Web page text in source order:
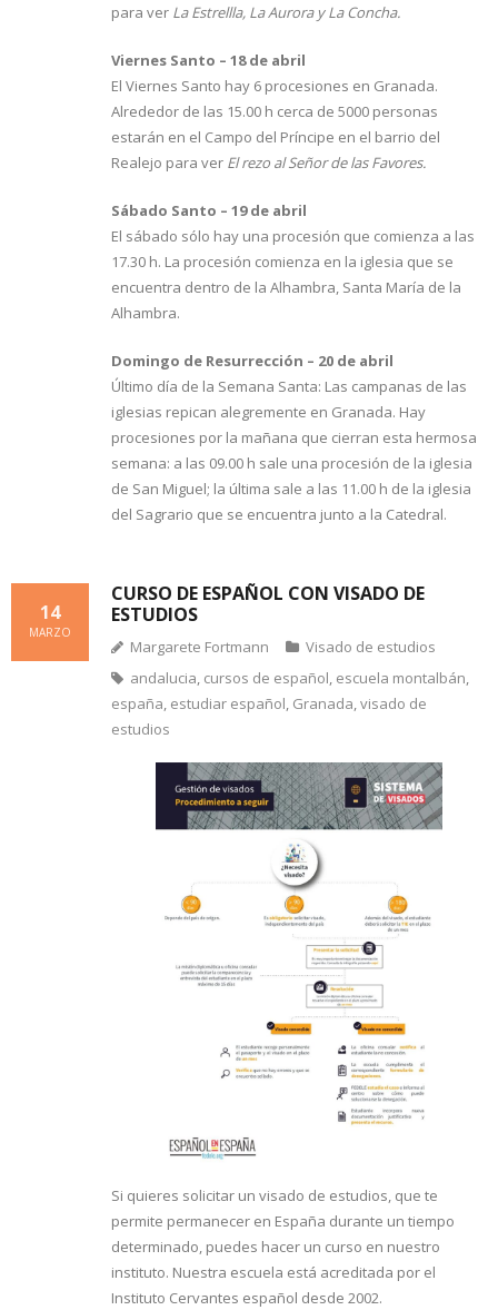
para ver La Estrellla, La Aurora y La Concha.
Viernes Santo – 18 de abril
El Viernes Santo hay 6 procesiones en Granada.
Alrededor de las 15.00 h cerca de 5000 personas
estarán en el Campo del Príncipe en el barrio del
Realejo para ver El rezo al Señor de las Favores.
Sábado Santo – 19 de abril
El sábado sólo hay una procesión que comienza a las
17.30 h. La procesión comienza en la iglesia que se
encuentra dentro de la Alhambra, Santa María de la
Alhambra.
Domingo de Resurrección – 20 de abril
Último día de la Semana Santa: Las campanas de las
iglesias repican alegremente en Granada. Hay
procesiones por la mañana que cierran esta hermosa
semana: a las 09.00 h sale una procesión de la iglesia
de San Miguel; la última sale a las 11.00 h de la iglesia
del Sagrario que se encuentra junto a la Catedral.
CURSO DE ESPAÑOL CON VISADO DE
ESTUDIOS
14
MARZO
Margarete Fortmann
Visado de estudios
andalucia, cursos de español, escuela montalbán,
españa, estudiar español, Granada,visado de
estudios
Si quieres solicitar un visado de estudios, que te
permite permanecer en España durante un tiempo
determinado, puedes hacer un curso en nuestro
instituto. Nuestra escuela está acreditada por el
Instituto Cervantes español desde 2002.